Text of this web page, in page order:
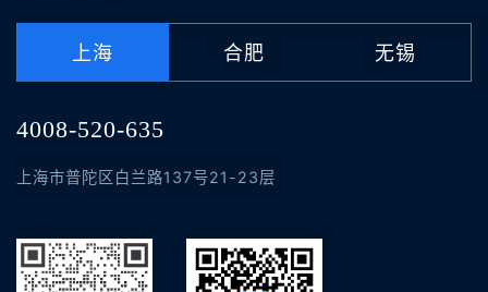
上海 合肥 无锡
4008-520-635
上海市普陀区白兰路137号21-23层